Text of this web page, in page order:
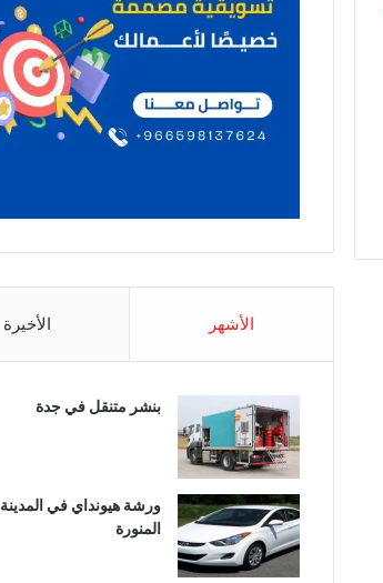
الأشهر الأخيرة
بنشر متنقل في جدة
ورشة هيونداي في المدينة
المنورة